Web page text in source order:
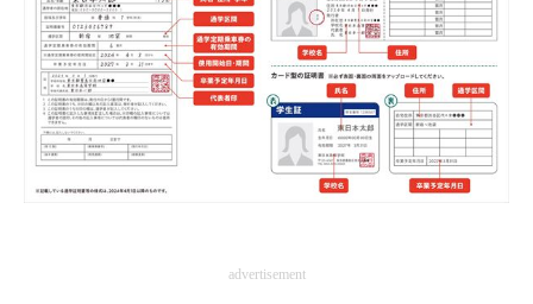
ちょっと気になるネットの話題
advertisement